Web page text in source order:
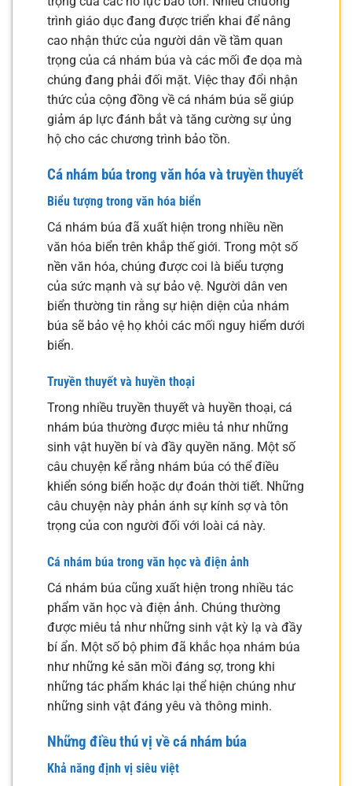
trình giáo dục đang được triển khai để nâng
cao nhận thức của người dân về tầm quan
trọng của cá nhám búa và các mối đe dọa mà
chúng đang phải đối mặt. Việc thay đổi nhận
thức của cộng đồng về cá nhám búa sẽ giúp
giảm áp lực đánh bắt và tăng cường sự ủng
hộ cho các chương trình bảo tồn.
Cá nhám búa trong văn hóa và truyền thuyết
Biểu tượng trong văn hóa biển
Cá nhám búa đã xuất hiện trong nhiều nền
văn hóa biển trên khắp thế giới. Trong một số
nền văn hóa, chúng được coi là biểu tượng
của sức mạnh và sự bảo vệ. Người dân ven
biển thường tin rằng sự hiện diện của nhám
búa sẽ bảo vệ họ khỏi các mối nguy hiểm dưới
biển.
Truyền thuyết và huyền thoại
Trong nhiều truyền thuyết và huyền thoại, cá
nhám búa thường được miêu tả như những
sinh vật huyền bí và đầy quyền năng. Một số
câu chuyện kể rằng nhám búa có thể điều
khiển sóng biển hoặc dự đoán thời tiết. Những
câu chuyện này phản ánh sự kính sợ và tôn
trọng của con người đối với loài cá này.
Cá nhám búa trong văn học và điện ảnh
Cá nhám búa cũng xuất hiện trong nhiều tác
phẩm văn học và điện ảnh. Chúng thường
được miêu tả như những sinh vật kỳ lạ và đầy
bí ẩn. Một số bộ phim đã khắc họa nhám búa
như những kẻ săn mồi đáng sợ, trong khi
những tác phẩm khác lại thể hiện chúng như
những sinh vật đáng yêu và thông minh.
Những điều thú vị về cá nhám búa
Khả năng định vị siêu việt